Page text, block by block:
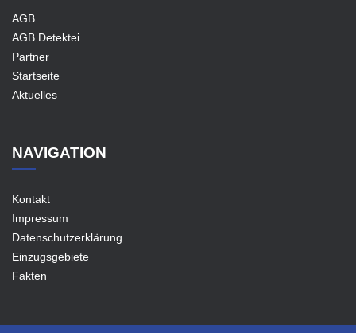
AGB
AGB Detektei
Partner
Startseite
Aktuelles
NAVIGATION
Kontakt
Impressum
Datenschutzerklärung
Einzugsgebiete
Fakten